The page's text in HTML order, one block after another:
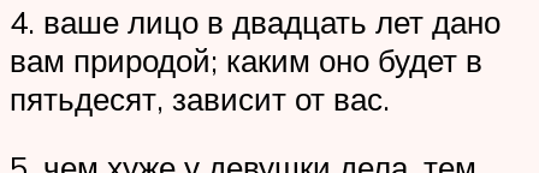
4. ваше лицо в двадцать лет дано
вам природой; каким оно будет в
пятьдесят, зависит от вас.